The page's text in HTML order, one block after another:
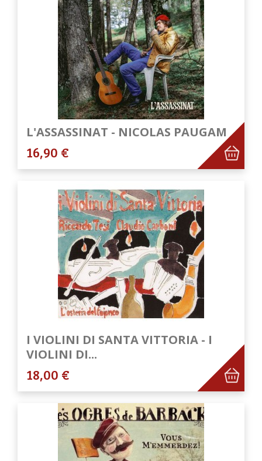
L'ASSASSINAT - NICOLAS PAUGAM
16,90 €
I VIOLINI DI SANTA VITTORIA - I
VIOLINI DI...
18,00 €